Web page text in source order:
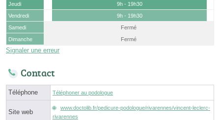
Jeudi
9h - 19h30
Vendredi
9h - 19h30
Samedi
Fermé
Dimanche
Fermé
Signaler une erreur
Contact
Téléphone Téléphoner au podologue
Site web
www.doctolib.fr/pedicure-podologue/rivarennes/vincent-leclerc-
rivarennes